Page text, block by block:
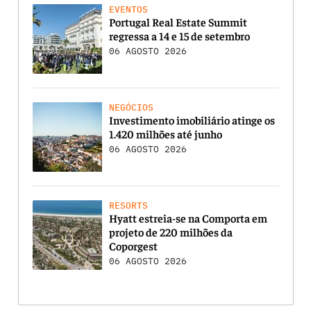
EVENTOS
Portugal Real Estate Summit
regressa a 14 e 15 de setembro
06 AGOSTO 2026
NEGÓCIOS
Investimento imobiliário atinge os
1.420 milhões até junho
06 AGOSTO 2026
RESORTS
Hyatt estreia-se na Comporta em
projeto de 220 milhões da
Coporgest
06 AGOSTO 2026